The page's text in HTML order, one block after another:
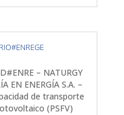
– NATURGY
EN ENERGÍA S.A. –
de transporte
(PSFV)